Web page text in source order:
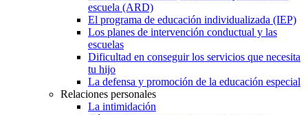
escuela (ARD)
El programa de educación individualizada (IEP)
Los planes de intervención conductual y las
escuelas
Dificultad en conseguir los servicios que necesita
tu hijo
La defensa y promoción de la educación especial
Relaciones personales
La intimidación